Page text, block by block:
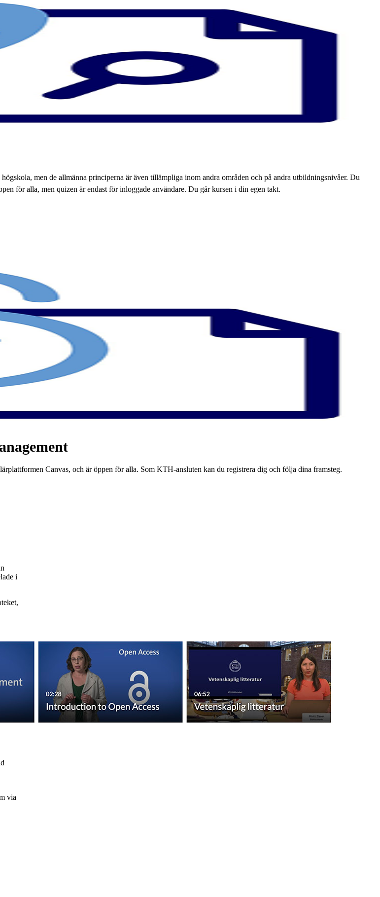
men de allmänna principerna är även tillämpliga inom andra områden och på andra utbildningsnivåer. Du
för alla, men quizen är endast för inloggade användare. Du går kursen i din egen takt.
Canvas, och är öppen för alla. Som KTH-ansluten kan du registrera dig och följa dina framsteg.
i
via